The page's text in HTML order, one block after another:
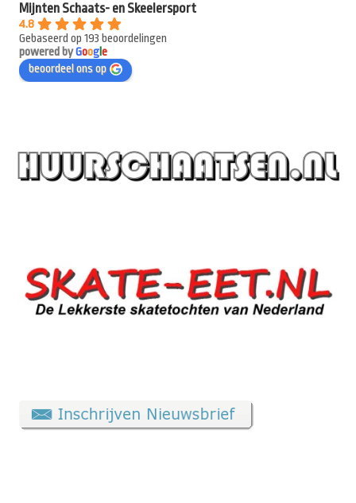
Mijnten Schaats- en Skeelersport
4.8
Gebaseerd op 193 beoordelingen
powered byGooge
beoordeel ons op